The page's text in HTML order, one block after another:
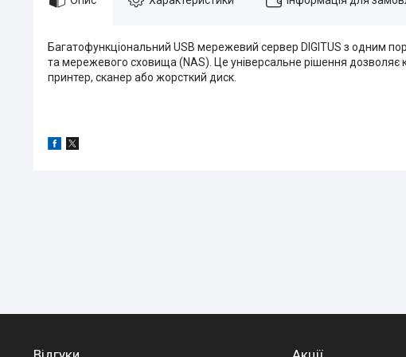
Багатофункціональний USB мережевий сервер DIGITUS з одним
та мережевого сховища (NAS). Це універсальне рішення дозволяє
принтер, сканер або жорсткий диск.